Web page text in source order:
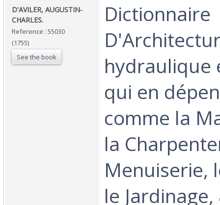
‎D'AVILER, AUGUSTIN-
CHARLES.‎
Reference : 55030
(1755)
See the book
‎Dictionnaire
hydraulique
qui en
comme la
la
Menuiserie,
le